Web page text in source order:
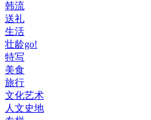
韩流
送礼
生活
壮龄go!
特写
美食
旅行
文化艺术
人文史地